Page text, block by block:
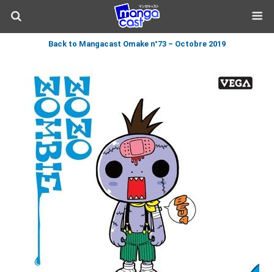
Back to Mangacast Omake n°73 – Octobre 2019